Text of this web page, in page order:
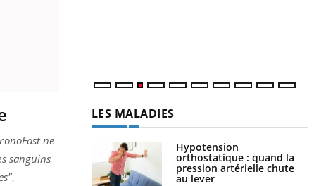
ne
sanguins
,
LES MALADIES
Hypotension
orthostatique : quand la
pression artérielle chute
au lever